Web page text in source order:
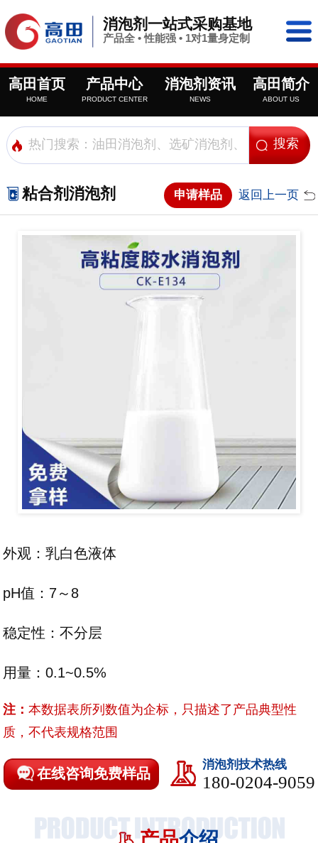
消泡剂一站式采购基地
产品全 • 性能强 • 1对1量身定制
高田首页
HOME
产品中心
PRODUCT CENTER
消泡剂资讯
NEWS
高田简介
ABOUT US
粘合剂消泡剂 申请样品 返回上一页
外观：乳白色液体
pH值：7～8
稳定性：不分层
用量：0.1~0.5%
注：本数据表所列数值为企标，只描述了产品典型性
质，不代表规格范围
在线咨询免费样品
消泡剂技术热线
180-0204-9059